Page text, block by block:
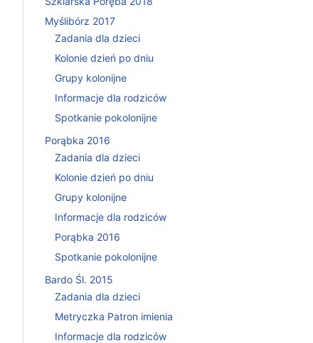
Myślibórz 2017
Zadania dla dzieci
Kolonie dzień po dniu
Grupy kolonijne
Informacje dla rodziców
Spotkanie pokolonijne
Porąbka 2016
Zadania dla dzieci
Kolonie dzień po dniu
Grupy kolonijne
Informacje dla rodziców
Porąbka 2016
Spotkanie pokolonijne
Bardo Śl. 2015
Zadania dla dzieci
Metryczka Patron imienia
Informacje dla rodziców